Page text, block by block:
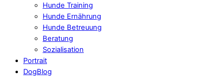
Hunde Training
Hunde Ernährung
Hunde Betreuung
Beratung
Sozialisation
Portrait
DogBlog